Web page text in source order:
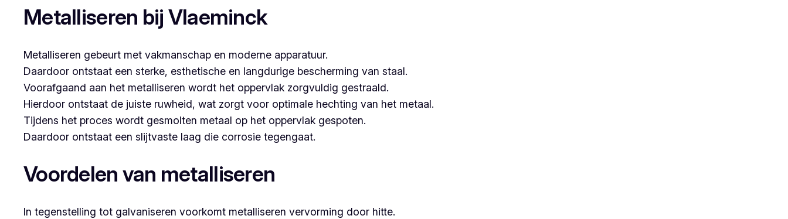
Metalliseren bij Vlaeminck
Metalliseren gebeurt met vakmanschap en moderne apparatuur.
Daardoor ontstaat een sterke, esthetische en langdurige bescherming van staal.
Voorafgaand aan het metalliseren wordt het oppervlak zorgvuldig gestraald.
Hierdoor ontstaat de juiste ruwheid, wat zorgt voor optimale hechting van het metaal.
Tijdens het proces wordt gesmolten metaal op het oppervlak gespoten.
Daardoor ontstaat een slijtvaste laag die corrosie tegengaat.
Voordelen van metalliseren
In tegenstelling tot galvaniseren voorkomt metalliseren vervorming door hitte.